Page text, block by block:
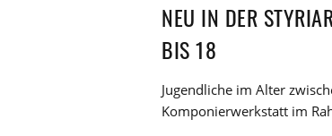
NEU IN DER
BIS 18
Jugendliche im Alter
Komponierwerkstatt im